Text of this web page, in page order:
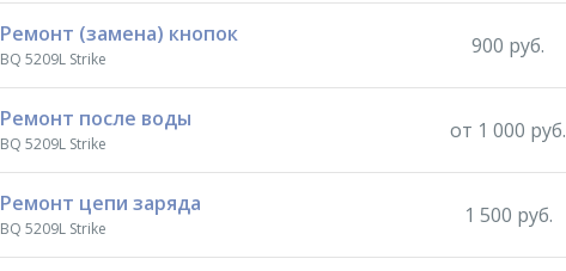
Ремонт (замена) кнопок
BQ 5209L Strike
900 руб.
Ремонт после воды
BQ 5209L Strike
от 1 000 руб.
Ремонт цепи заряда
BQ 5209L Strike
1 500 руб.